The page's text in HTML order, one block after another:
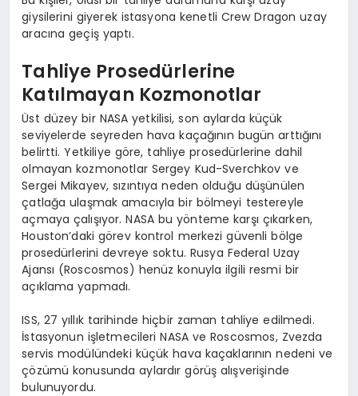
giysilerini giyerek istasyona kenetli Crew Dragon uzay
aracına geçiş yaptı.
Tahliye Prosedürlerine
Katılmayan Kozmonotlar
Üst düzey bir NASA yetkilisi, son aylarda küçük
seviyelerde seyreden hava kaçağının bugün arttığını
belirtti. Yetkiliye göre, tahliye prosedürlerine dahil
olmayan kozmonotlar Sergey Kud-Sverchkov ve
Sergei Mikayev, sızıntıya neden olduğu düşünülen
çatlağa ulaşmak amacıyla bir bölmeyi testereyle
açmaya çalışıyor. NASA bu yönteme karşı çıkarken,
Houston’daki görev kontrol merkezi güvenli bölge
prosedürlerini devreye soktu. Rusya Federal Uzay
Ajansı (Roscosmos) henüz konuyla ilgili resmi bir
açıklama yapmadı.
ISS, 27 yıllık tarihinde hiçbir zaman tahliye edilmedi.
İstasyonun işletmecileri NASA ve Roscosmos, Zvezda
servis modülündeki küçük hava kaçaklarının nedeni ve
çözümü konusunda aylardır görüş alışverişinde
bulunuyordu.